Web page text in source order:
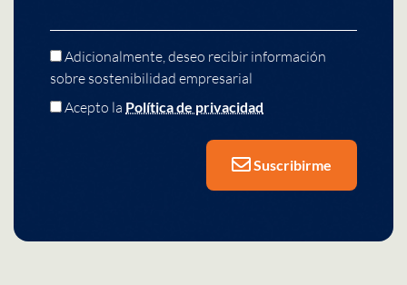
Adicionalmente, deseo recibir información
sobre sostenibilidad empresarial
Acepto la Política de privacidad
Suscribirme